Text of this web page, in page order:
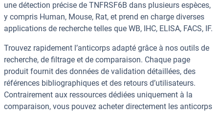
une détection précise de TNFRSF6B dans plusieurs espèces,
y compris Human, Mouse, Rat, et prend en charge diverses
applications de recherche telles que WB, IHC, ELISA, FACS, IF.
Trouvez rapidement l’anticorps adapté grâce à nos outils de
recherche, de filtrage et de comparaison. Chaque page
produit fournit des données de validation détaillées, des
références bibliographiques et des retours d’utilisateurs.
Contrairement aux ressources dédiées uniquement à la
comparaison, vous pouvez acheter directement les anticorps